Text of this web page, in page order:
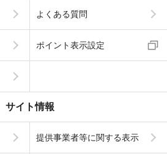
よくある質問
ポイント表示設定
サイト情報
提供事業者等に関する表示